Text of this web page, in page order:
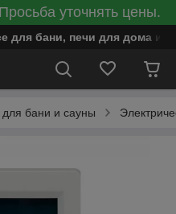
уточнять цены.
для бани, печи для дома и
бани и сауны